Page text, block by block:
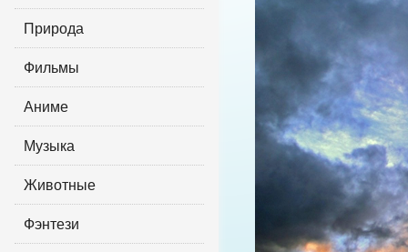
Природа
Фильмы
Аниме
Музыка
Животные
Фэнтези